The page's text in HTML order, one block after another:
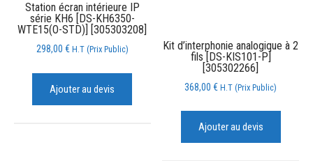
Station écran intérieure IP
série KH6 [DS-KH6350-
WTE15(O-STD)] [305303208]
298,00 € H.T (Prix Public)
Ajouter au devis
Kit d’interphonie analogique à 2
fils [DS-KIS101-P]
[305302266]
368,00€ H.T (Prix Public)
Ajouter au devis